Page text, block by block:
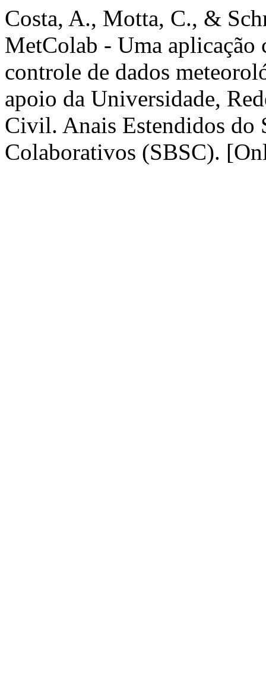
Costa, A., Motta, C., &
MetColab - Uma aplicação
controle de dados
apoio da Universidade,
Civil. Anais Estendidos do
Colaborativos (SBSC).